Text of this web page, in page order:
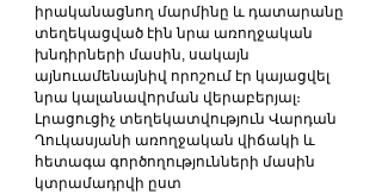
իրականացնող մարմինը և դատարանը
տեղեկացված էին նրա առողջական
խնդիրների մասին, սակայն
այնուամենայնիվ որոշում էր կայացվել
նրա կալանավորման վերաբերյալ։
Լրացուցիչ տեղեկատվություն Վարդան
Ղուկասյանի առողջական վիճակի և
հետագա գործողությունների մասին
կտրամադրվի ըստ